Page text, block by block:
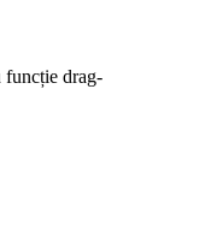
funcție drag-